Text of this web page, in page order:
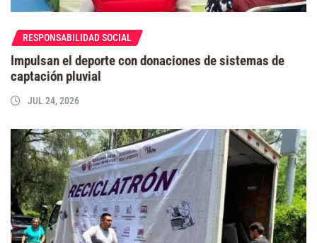
RESPONSABILIDAD SOCIAL
Impulsan el deporte con donaciones de sistemas de
captación pluvial
JUL 24, 2026